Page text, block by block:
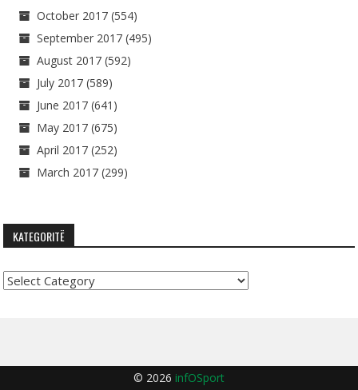
October 2017 (554)
September 2017 (495)
August 2017 (592)
July 2017 (589)
June 2017 (641)
May 2017 (675)
April 2017 (252)
March 2017 (299)
KATEGORITË
Kategoritë
© 2026 infOSport